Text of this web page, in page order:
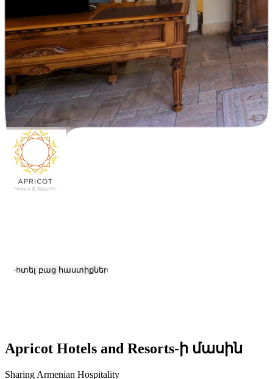
Դիտել բաց հաստիքները
Apricot Hotels and Resorts-ի մասին
Sharing Armenian Hospitality